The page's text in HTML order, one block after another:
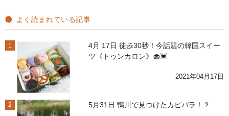
よく読まれている記事
1
4月 17日 徒歩30秒！今話題の韓国スイー
ツ《トゥンカロン》🧁💓
2021年04月17日
2 5月31日 鴨川で見つけたカピバラ！？